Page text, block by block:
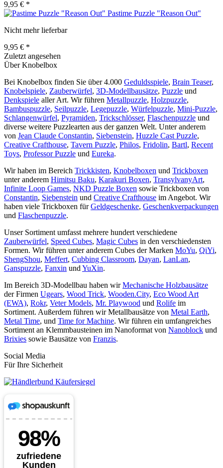
9,95 € *
Pastime Puzzle "Reason Out"
Nicht mehr lieferbar
9,95 € *
Zuletzt angesehen
Über Knobelbox
Bei Knobelbox finden Sie über 4.000 Geduldsspiele, Brain Teaser,
Knobelspiele, Zauberwürfel, 3D-Modellbausätze, Puzzle und
Denkspiele aller Art. Wir führen Metallpuzzle, Holzpuzzle,
Bambuspuzzle, Seilpuzzle, Legepuzzle, Würfelpuzzle, Mini-Puzzle,
Schlangenwürfel, Pyramiden, Trickschlösser, Flaschenpuzzle und
diverse weitere Puzzlearten aus der ganzen Welt. Unter anderem
von Jean Claude Constantin, Siebenstein, Huzzle Cast Puzzle,
Creative Crafthouse, Tavern Puzzle, Philos, Fridolin, Bartl, Recent
Toys, Professor Puzzle und Eureka.
Wir haben im Bereich Trickkisten, Knobelboxen und Trickboxen
unter anderem Himitsu Baku, Karakuri Boxen, TransylvanyArt,
Infinite Loop Games, NKD Puzzle Boxen sowie Trickboxen von
Constantin, Siebenstein und Creative Crafthouse im Angebot. Wir
haben viele Trickboxen fürGeldgeschenke, Geschenkverpackungen
und Flaschenpuzzle.
Unser Sortiment umfasst mehrere hundert verschiedene
Zauberwürfel, Speed Cubes, Magic Cubes in den verschiedensten
Formen. Wir führen unter anderem Cubes der Marken MoYu, QiYi,
ShengShou, Meffert, Cubbing Classroom, Dayan, LanLan,
Ganspuzzle, Fanxin und YuXin.
Im Bereich 3D-Modellbau haben wirMechanische Holzbausätze
der Firmen Ugears, Wood Trick, Wooden.City, Eco Wood Art
(EWA), Rokr, Veter Models, Mr. Playwood und Rolife im
Sortiment. Außerdem führen wir Metallbausätze von Metal Earth,
Metal Time, und Time for Machine. Wir führen ein umfangreiches
Sortiment an Klemmbausteinen im Nanoformat von Nanoblock und
Brixies sowie Bausätze von Franzis.
Social Media
Für Ihre Sicherheit